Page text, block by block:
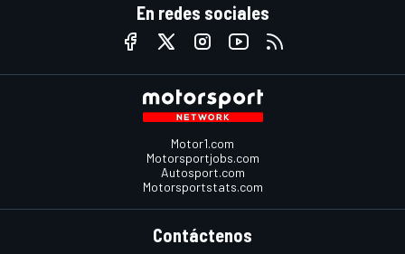
En redes sociales
Motor1.com
Motorsportjobs.com
Autosport.com
Motorsportstats.com
Contáctenos